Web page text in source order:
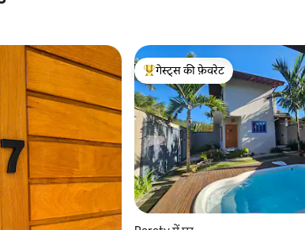
गेस्ट्स का टॉप फ़ेवरेट
गेस्ट्स की फ़ेवरेट